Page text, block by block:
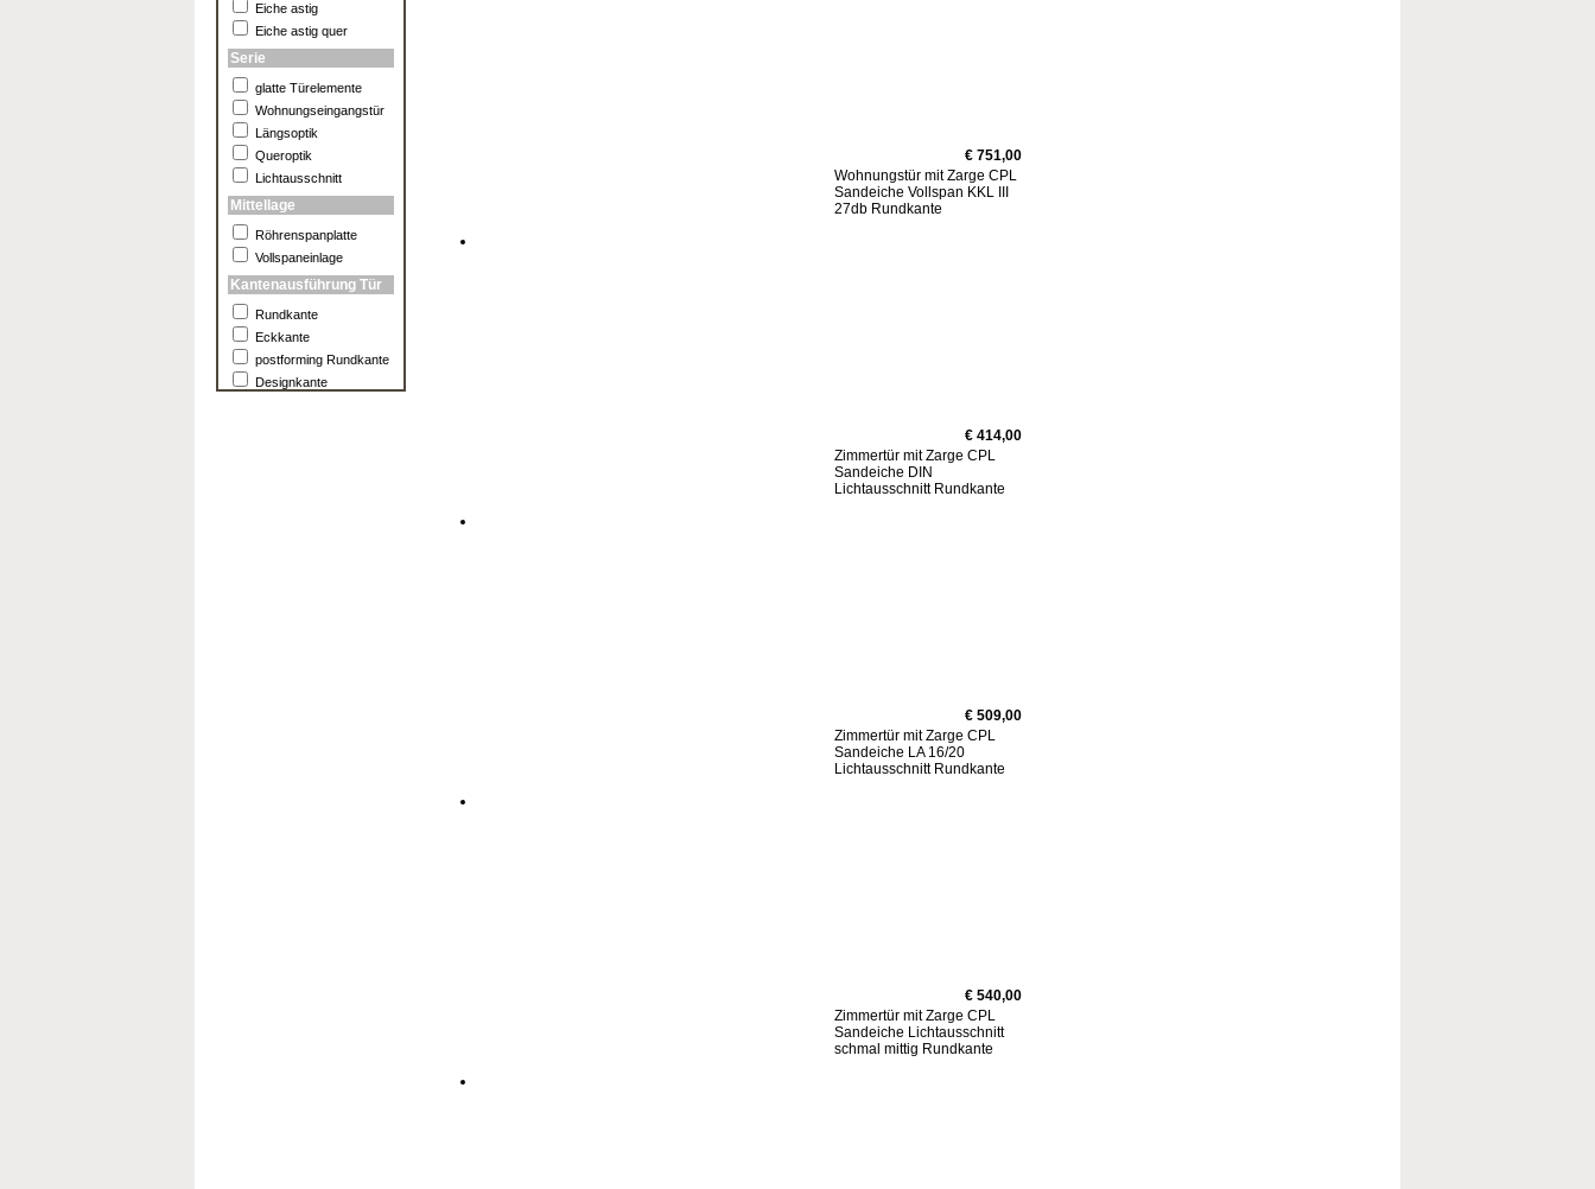
€ 751,00
Wohnungstür mit Zarge CPL
Sandeiche Vollspan KKL III
27db Rundkante
€ 414,00
Zimmertür mit Zarge CPL
Sandeiche DIN
Lichtausschnitt Rundkante
€ 509,00
Zimmertür mit Zarge CPL
Sandeiche LA 16/20
Lichtausschnitt Rundkante
€ 540,00
Zimmertür mit Zarge CPL
Sandeiche Lichtausschnitt
schmal mittig Rundkante
Eiche astig
Eiche astig quer
Serie
glatte Türelemente
Wohnungseingangstür
Längsoptik
Queroptik
Lichtausschnitt
Mittellage
Röhrenspanplatte
Vollspaneinlage
Kantenausführung Tür
Rundkante
Eckkante
postforming Rundkante
Designkante